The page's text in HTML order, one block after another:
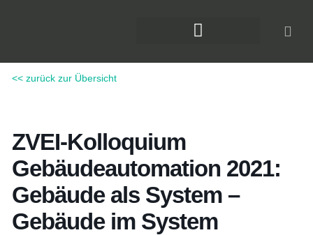
<< zurück zur Übersicht
ZVEI-Kolloquium
Gebäudeautomation 2021:
Gebäude als System –
Gebäude im System